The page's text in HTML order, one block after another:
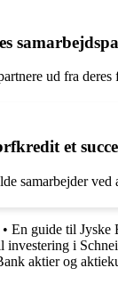
ud fra
et
samarbejder
• En guide til Jyske
investering i
aktier og